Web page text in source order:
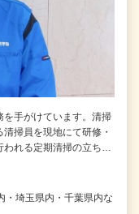
を手がけています。清掃
掃員を現地にて研修・
われる定期清掃の立ち…
・埼玉県内・千葉県内な